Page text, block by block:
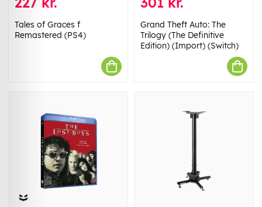
Tales of Graces f
Remastered (PS4)
Grand Theft Auto: The
Trilogy (The Definitive
Edition) (Import) (Switch)